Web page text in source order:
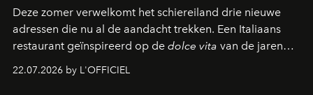
Deze zomer verwelkomt het schiereiland drie nieuwe
adressen die nu al de aandacht trekken. Een Italiaans
restaurant geïnspireerd op de dolce vita van de jaren
zestig, een Japanse hotspot die na zonsondergang
verandert in een bruisende ontmoetingsplek en de
22.07.2026 by L'OFFICIEL